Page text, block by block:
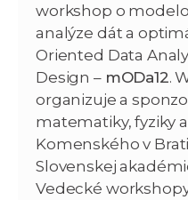
workshop o
analýze dát a
Oriented Data
Design – mODa12.
organizuje a
matematiky, fyziky
Komenského v
Slovenskej
Vedecké